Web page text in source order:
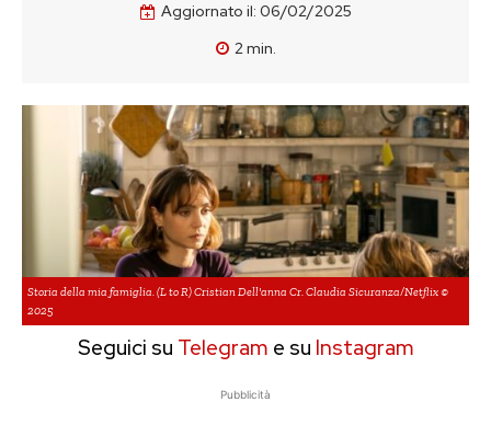
Aggiornato il: 06/02/2025
2min.
Storia della mia famiglia. (L to R) Cristian Dell'anna Cr. Claudia Sicuranza/Netflix ©
2025
Seguici su Telegram e su Instagram
Pubblicità